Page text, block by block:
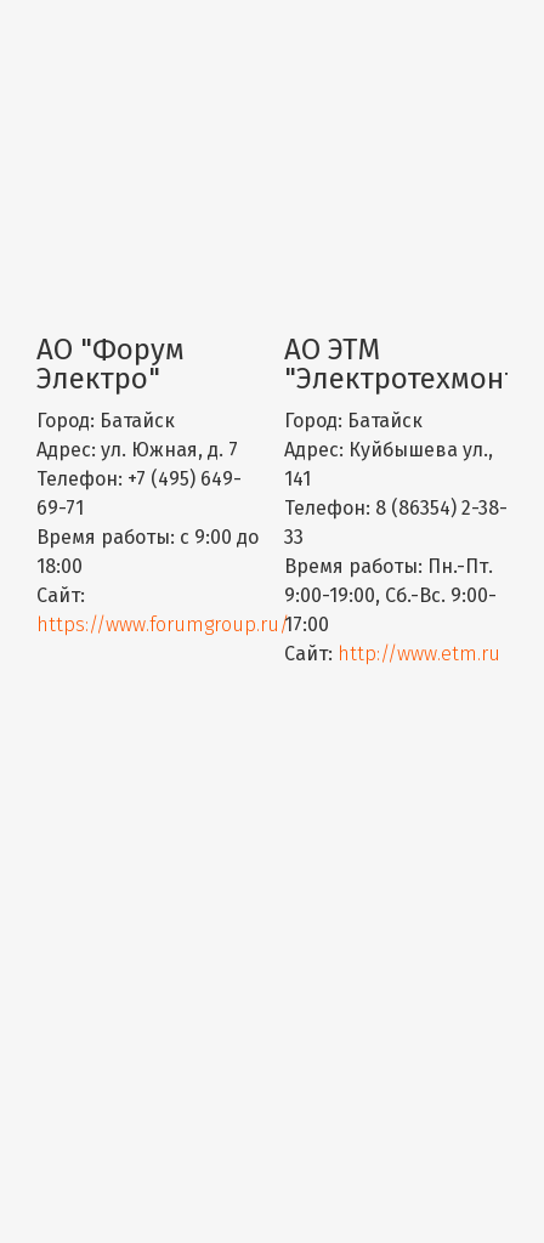
АО "Форум
Электро"
Город: Батайск
Адрес: ул. Южная, д. 7
Телефон: +7 (495) 649-
69-71
Время работы:
18:00
Сайт:
https://www.forumgroup.ru/
АО ЭТМ
Город: Батайск
Адрес: Куйбышева ул.,
141
Телефон: 8 (86354) 2-38-
33
Время работы:
9:00-19:00, Сб.-Вс. 9:00-
17:00
Сайт: http://www.etm.ru